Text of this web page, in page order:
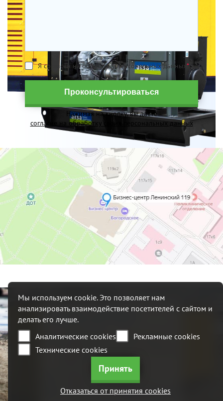
Я согласен на обработку персональных данных*
Проконсультироваться
Нажимая на кнопку, вы даете
согласие на обработку своих персональных данных
+7 (495) 215 09 52
117342, Россия, г. Москва, ул.
Профсоюзная, 65 стр 1, Бизнес
box@generator-aksa.com
с 08:00 до 19:00 ежедневно
Мы используем cookie. Это позволяет нам
анализировать взаимодействие посетителей с сайтом и
делать его лучше.
Аналитические cookies
Рекламные cookies
Технические cookies
Отказаться от принятия cookies